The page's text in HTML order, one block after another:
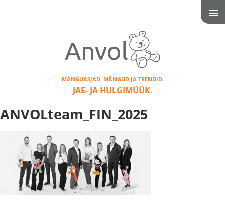
MÄNGUASJAD, MÄNGUD JA TRENDID.
JAE- JA HULGIMÜÜK.
ANVOLteam_FIN_2025